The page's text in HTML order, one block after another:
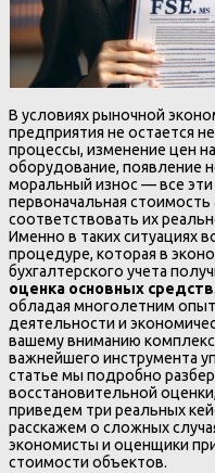
В условиях рыночной
предприятия не остается
процессы, изменение цен
оборудование, появление
моральный износ — все
первоначальная стоимость
соответствовать их
Именно в таких ситуациях
процедуре, которая в
бухгалтерского учета
оценка основных средств
обладая многолетним
деятельности и
вашему вниманию
важнейшего инструмента
статье мы подробно
восстановительной
приведем три реальных
расскажем о сложных
экономисты и оценщики
стоимости объектов.